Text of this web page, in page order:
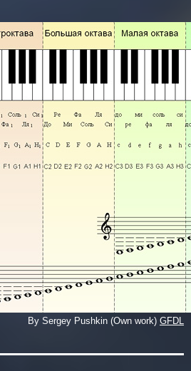
By Sergey Pushkin (Own work) GFDL